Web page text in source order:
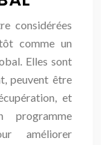
considérées
comme un
Elles sont
peuvent être
et
programme
améliorer